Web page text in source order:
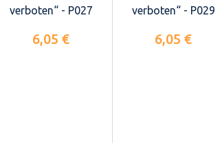
verboten“ - P027
6,05 €
verboten“ - P029
6,05 €